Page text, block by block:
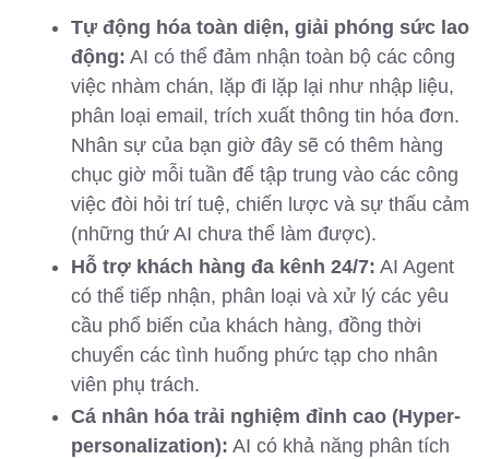
Tự động hóa toàn diện, giải phóng sức lao
động: AI có thể đảm nhận toàn bộ các công
việc nhàm chán, lặp đi lặp lại như nhập liệu,
phân loại email, trích xuất thông tin hóa đơn.
Nhân sự của bạn giờ đây sẽ có thêm hàng
chục giờ mỗi tuần để tập trung vào các công
việc đòi hỏi trí tuệ, chiến lược và sự thấu cảm
(những thứ AI chưa thể làm được).
Hỗ trợ khách hàng đa kênh 24/7: AI Agent
có thể tiếp nhận, phân loại và xử lý các yêu
cầu phổ biến của khách hàng, đồng thời
chuyển các tình huống phức tạp cho nhân
viên phụ trách.
Cá nhân hóa trải nghiệm đỉnh cao (Hyper-
personalization): AI có khả năng phân tích